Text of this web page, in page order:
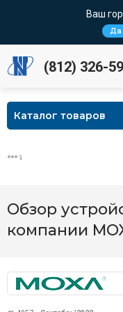
Ваш
Да
(812) 326-
Каталог товаров
Обзор
компании